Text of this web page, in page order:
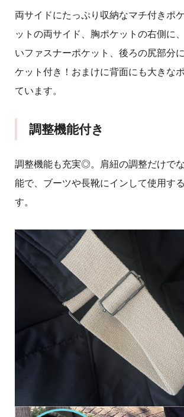
両サイドにたっぷり収納なマチ付きポ
ットの両サイド、胸ポケットの右側に
いファスナーポケット、後ろの尻部分
ケット付き！おまけに背面にも大きな
ています。
調整機能付き
調整機能も充実◎。肩紐の調整だけで
能で、ブーツや長靴にインして使用す
す。